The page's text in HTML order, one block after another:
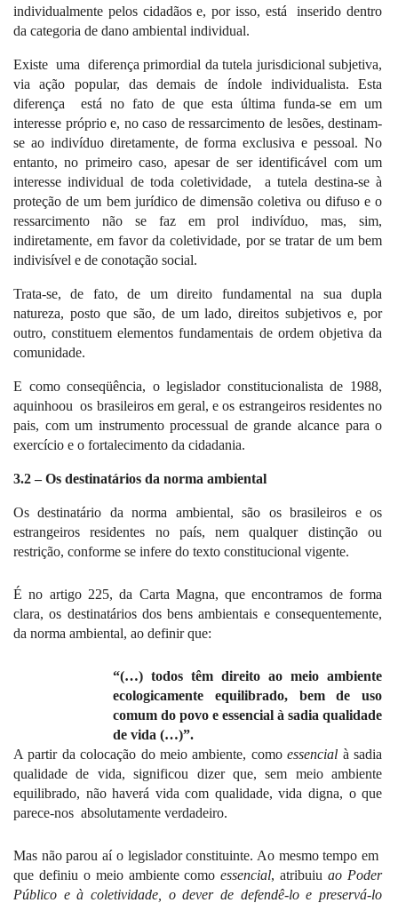
individualmente pelos cidadãos e, por isso, está
inserido dentro
da categoria de dano ambiental individual.
Existe uma diferença primordial da tutela jurisdicional subjetiva,
via ação popular, das demais de índole individualista. Esta
diferença
está no fato de que esta última funda-se em um
interesse próprio e, no caso de ressarcimento de lesões, destinam-
se ao indivíduo diretamente, de forma exclusiva e pessoal. No
entanto, no primeiro caso, apesar de ser identificável com um
interesse individual de toda coletividade,
a tutela destina-se à
proteção de um bem jurídico de dimensão coletiva ou difuso e o
ressarcimento não se faz em prol indivíduo, mas, sim,
indiretamente, em favor da coletividade, por se tratar de um bem
indivisível e de conotação social.
Trata-se, de fato, de um direito fundamental na sua dupla
natureza, posto que são, de um lado, direitos subjetivos e, por
outro, constituem elementos fundamentais de ordem objetiva da
comunidade.
E como conseqüência, o legislador constitucionalista de 1988,
aquinhoou os brasileiros em geral, e os estrangeiros residentes no
pais, com um instrumento processual de grande alcance para o
exercício e o fortalecimento da cidadania.
3.2 – Os destinatários da norma ambiental
Os destinatário da norma ambiental, são os brasileiros e os
estrangeiros residentes no país, nem qualquer distinção ou
restrição, conforme se infere do texto constitucional vigente.
É no artigo 225, da Carta Magna, que encontramos de forma
clara, os destinatários dos bens ambientais e consequentemente,
da norma ambiental, ao definir que:
“(…) todos têm direito ao meio ambiente
ecologicamente equilibrado, bem de uso
comum do povo e essencial à sadia qualidade
de vida (…)”.
A partir da colocação do meio ambiente, comoessencial à sadia
qualidade de vida, significou dizer que, sem meio ambiente
equilibrado, não haverá vida com qualidade, vida digna, o que
parece-nos absolutamente verdadeiro.
Mas não parou aí o legislador constituinte. Ao mesmo tempo em
que definiu o meio ambiente comoessencial, atribuiuao Poder
Público e à coletividade, o dever de defendê-lo e preservá-lo